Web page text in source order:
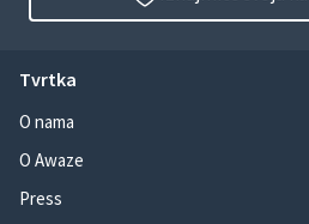
Tvrtka
O nama
O Awaze
Press